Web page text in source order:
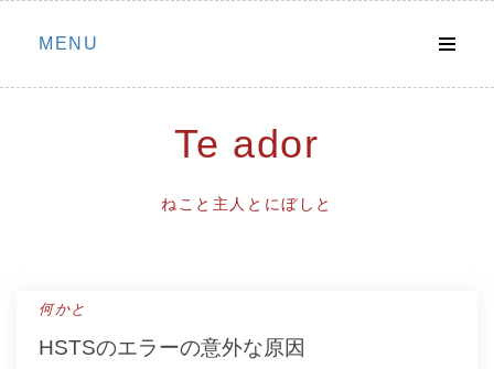
Skip
MENU
Te ador
ねこと主人とにぼしと
何かと
HSTSのエラーの意外な原因